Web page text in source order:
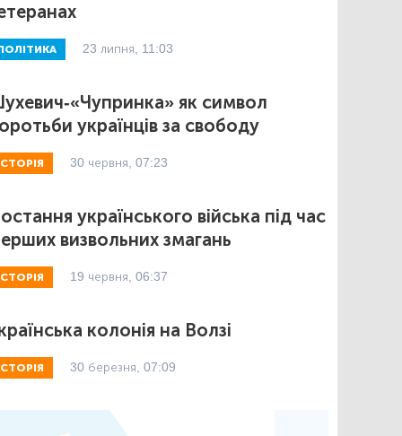
23 липня, 11:03
«Чупринка» як символ
українців за свободу
30 червня, 07:23
українського війська під час
визвольних змагань
19 червня, 06:37
колонія на Волзі
30 березня, 07:09